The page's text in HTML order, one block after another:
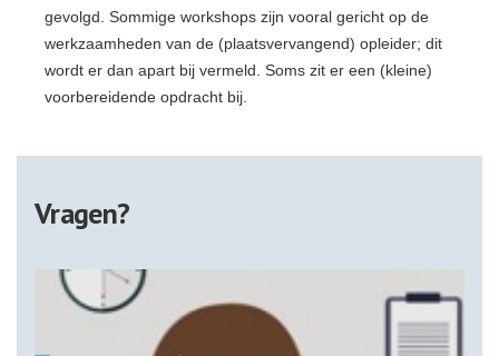
gevolgd. Sommige workshops zijn vooral gericht op de
werkzaamheden van de (plaatsvervangend) opleider; dit
wordt er dan apart bij vermeld. Soms zit er een (kleine)
voorbereidende opdracht bij.
Vragen?